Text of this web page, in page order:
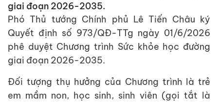
giai đoạn 2026-2035.
Phó Thủ tướng Chính phủ Lê Tiến Châu ký
Quyết định số 973/QĐ-TTg ngày 01/6/2026
phê duyệt Chương trình Sức khỏe học đường
giai đoạn 2026-2035.
Đối tượng thụ hưởng của Chương trình là trẻ
em mầm non, học sinh, sinh viên (gọi tắt là